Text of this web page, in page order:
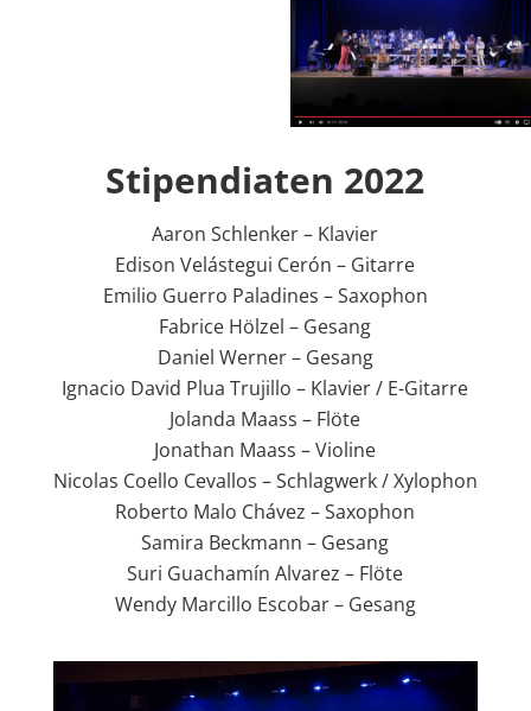
Stipendiaten 2022
Aaron Schlenker – Klavier
Edison Velástegui Cerón – Gitarre
Emilio Guerro Paladines – Saxophon
Fabrice Hölzel – Gesang
Daniel Werner – Gesang
Ignacio David Plua Trujillo – Klavier / E-Gitarre
Jolanda Maass – Flöte
Jonathan Maass – Violine
Nicolas Coello Cevallos – Schlagwerk / Xylophon
Roberto Malo Chávez – Saxophon
Samira Beckmann – Gesang
Suri Guachamín Alvarez – Flöte
Wendy Marcillo Escobar – Gesang